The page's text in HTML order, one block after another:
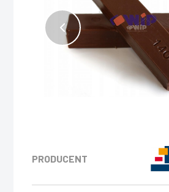
PRODUCENT